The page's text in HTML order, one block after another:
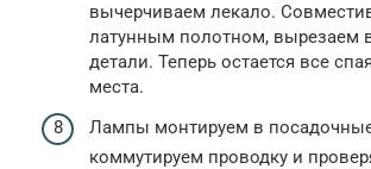
вычерчиваем лекало.
латунным полотном, вырезаем
детали. Теперь остается все
места.
Лампы монтируем в
коммутируем проводку и